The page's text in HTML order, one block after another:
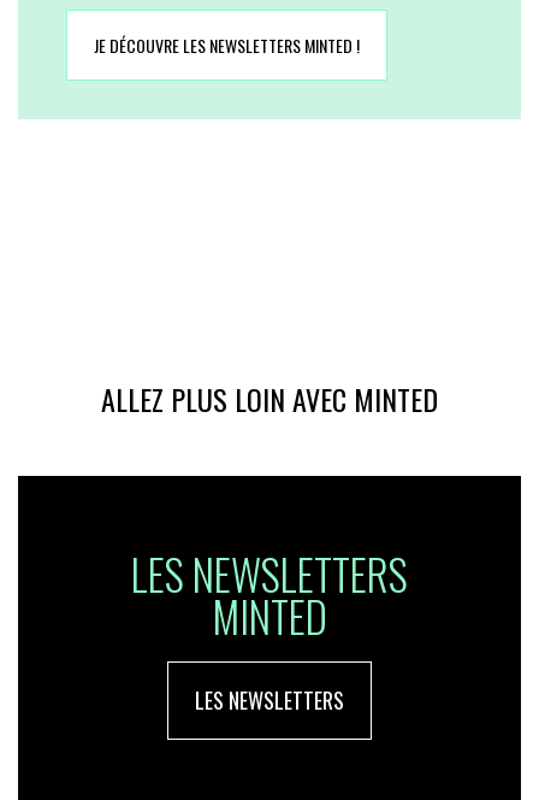
JE DÉCOUVRE LES NEWSLETTERS MINTED !
ALLEZ PLUS LOIN AVEC MINTED
LES NEWSLETTERS
MINTED
LES NEWSLETTERS